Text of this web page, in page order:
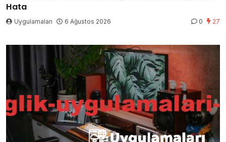
Hata
Uygulamaları 6 Ağustos 2026 0 27